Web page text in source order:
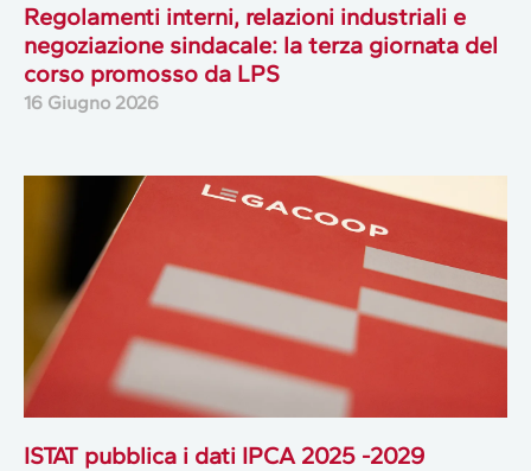
Regolamenti interni, relazioni industriali e
negoziazione sindacale: la terza giornata del
corso promosso da LPS
16 Giugno 2026
ISTAT pubblica i dati IPCA 2025 -2029